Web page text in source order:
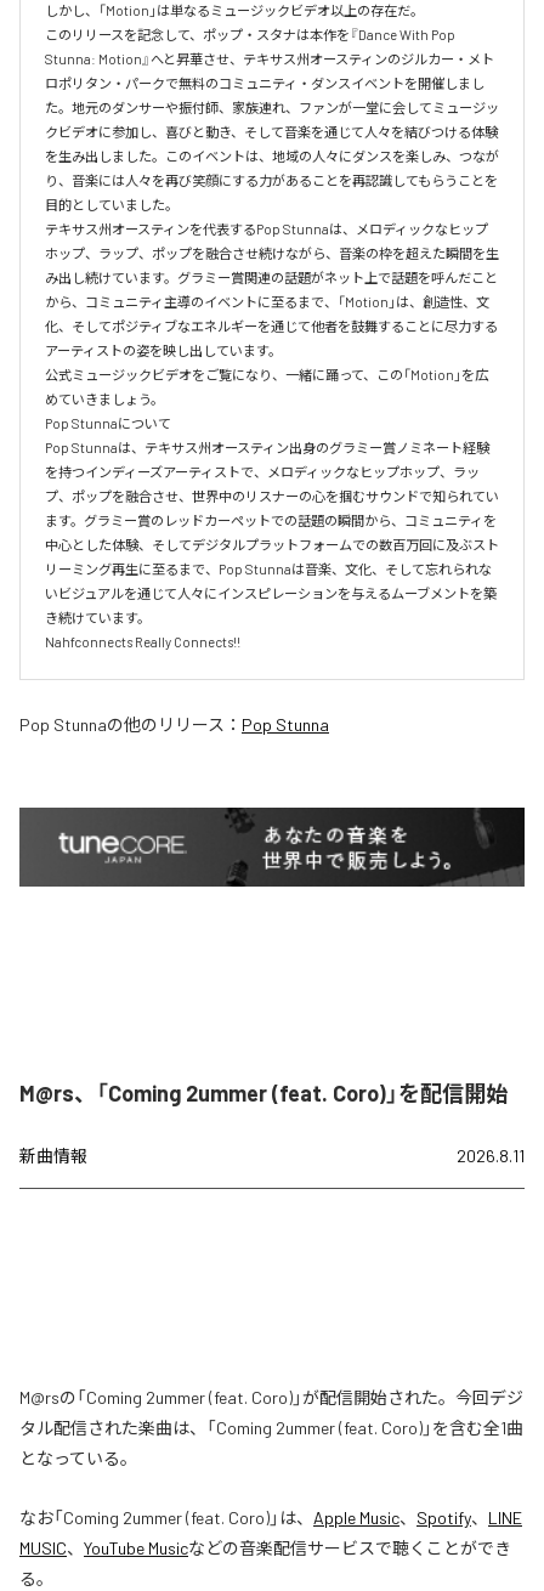
しかし、「Motion」は単なるミュージックビデオ以上の存在だ。
このリリースを記念して、ポップ・スタナは本作を『Dance With Pop
Stunna: Motion』へと昇華させ、テキサス州オースティンのジルカー・メト
ロポリタン・パークで無料のコミュニティ・ダンスイベントを開催しまし
た。地元のダンサーや振付師、家族連れ、ファンが一堂に会してミュージッ
クビデオに参加し、喜びと動き、そして音楽を通じて人々を結びつける体験
を生み出しました。このイベントは、地域の人々にダンスを楽しみ、つなが
り、音楽には人々を再び笑顔にする力があることを再認識してもらうことを
目的としていました。
テキサス州オースティンを代表するPop Stunnaは、メロディックなヒップ
ホップ、ラップ、ポップを融合させ続けながら、音楽の枠を超えた瞬間を生
み出し続けています。グラミー賞関連の話題がネット上で話題を呼んだこと
から、コミュニティ主導のイベントに至るまで、「Motion」は、創造性、文
化、そしてポジティブなエネルギーを通じて他者を鼓舞することに尽力する
アーティストの姿を映し出しています。
公式ミュージックビデオをご覧になり、一緒に踊って、この「Motion」を広
めていきましょう。
Pop Stunnaについて
Pop Stunnaは、テキサス州オースティン出身のグラミー賞ノミネート経験
を持つインディーズアーティストで、メロディックなヒップホップ、ラッ
プ、ポップを融合させ、世界中のリスナーの心を掴むサウンドで知られてい
ます。グラミー賞のレッドカーペットでの話題の瞬間から、コミュニティを
中心とした体験、そしてデジタルプラットフォームでの数百万回に及ぶスト
リーミング再生に至るまで、Pop Stunnaは音楽、文化、そして忘れられな
いビジュアルを通じて人々にインスピレーションを与えるムーブメントを築
き続けています。
Pop Stunnaの他のリリース： Pop Stunna
M@rs、「Coming 2ummer (feat. Coro)」を配信開始
新曲情報 2026.8.11
M@rsの「Coming 2ummer (feat. Coro)」が配信開始された。今回デジ
タル配信された楽曲は、「Coming 2ummer (feat. Coro)」を含む全1曲
となっている。
なお「Coming 2ummer (feat. Coro)」は、 Apple Music、 Spotify、 LINE
MUSIC、 YouTube Musicなどの音楽配信サービスで聴くことができ
る。